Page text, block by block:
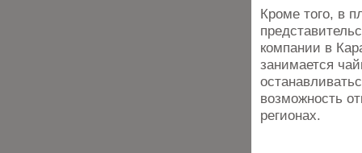
Кроме того, в
компании в
занимается
возможность
регионах.